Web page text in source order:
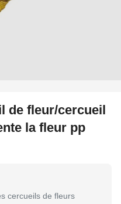
de fleur/cercueil
la fleur pp
cercueils de fleurs